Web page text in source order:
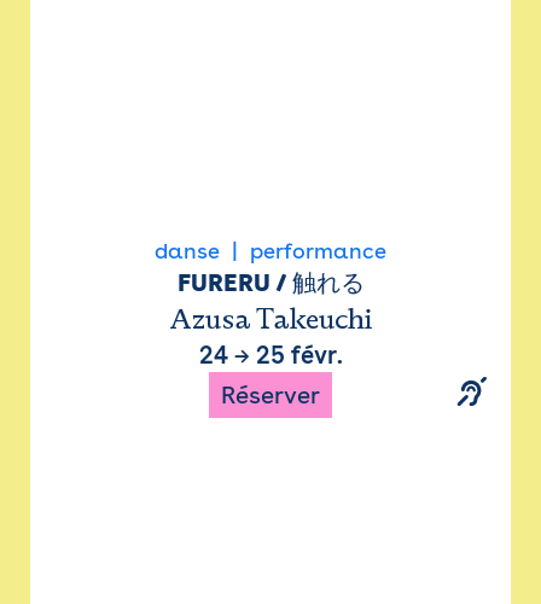
danse performance
FURERU / 触れる
Azusa Takeuchi
24→ 25 févr.
Réserver